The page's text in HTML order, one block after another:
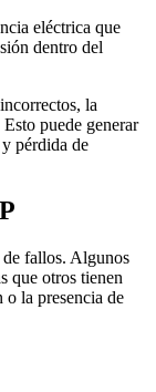
eléctrica que
dentro del
la
puede generar
pérdida de
de fallos. Algunos
que otros tienen
o la presencia de